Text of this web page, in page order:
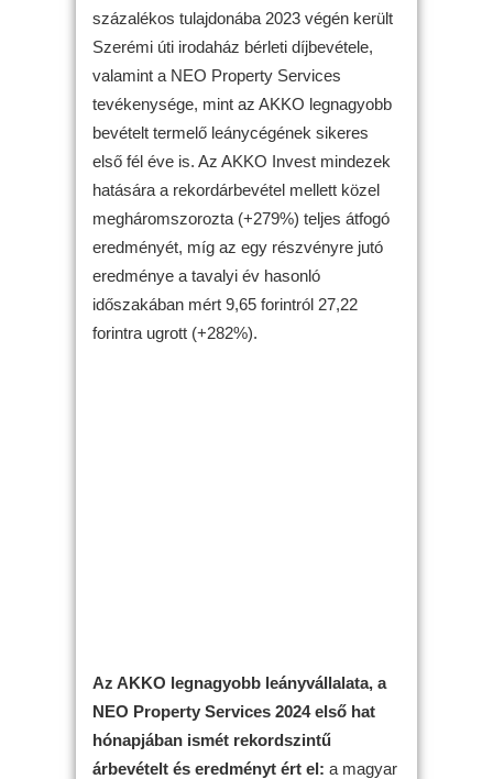
százalékos tulajdonába 2023 végén került
Szerémi úti irodaház bérleti díjbevétele,
valamint a NEO Property Services
tevékenysége, mint az AKKO legnagyobb
bevételt termelő leánycégének sikeres
első fél éve is. Az AKKO Invest mindezek
hatására a rekordárbevétel mellett közel
megháromszorozta (+279%) teljes átfogó
eredményét, míg az egy részvényre jutó
eredménye a tavalyi év hasonló
időszakában mért 9,65 forintról 27,22
forintra ugrott (+282%).
Az AKKO legnagyobb leányvállalata, a
NEO Property Services 2024 első hat
hónapjában ismét rekordszintű
árbevételt és eredményt ért el: a magyar